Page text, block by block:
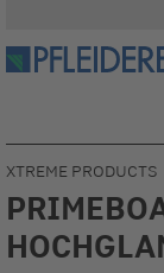
XTREME PRODUCTS